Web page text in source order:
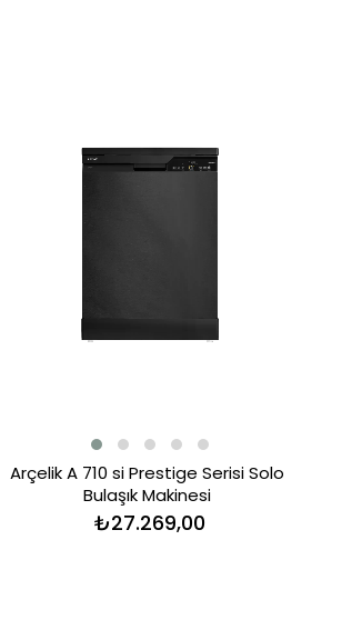
Arçelik A 710 si Prestige Serisi Solo
Bulaşık Makinesi
₺27.269,00